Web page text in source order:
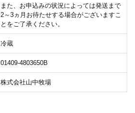
また、お申込みの状況によっては発送まで
2～3ヵ月お待たせする場合がございますこ
とをご了承ください。
冷蔵
01409-4803650B
株式会社山中牧場